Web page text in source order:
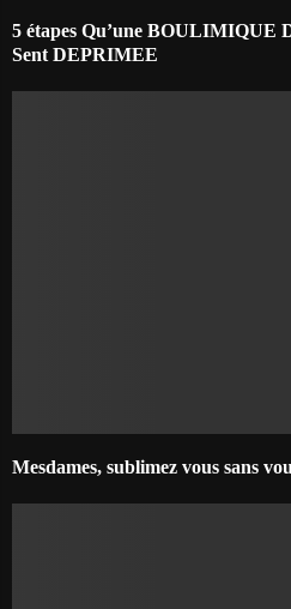
5 étapes Qu’une BOULIMIQUE
Sent DEPRIMEE
Mesdames, sublimez vous sans